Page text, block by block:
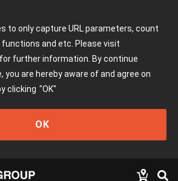
to only capture URL parameters, count
and etc. Please visit
for further information. By continue
you are hereby aware of and agree on
clicking "OK"
OK